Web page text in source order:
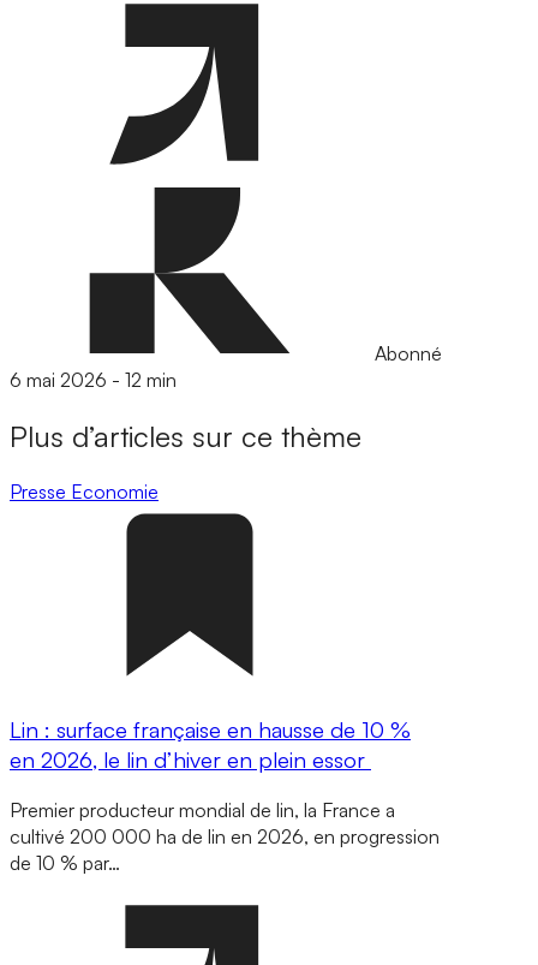
Abonné
6 mai 2026 - 12 min
Plus d’articles sur ce thème
Presse Economie
Lin : surface française en hausse de 10 %
en 2026, le lin d’hiver en plein essor
Premier producteur mondial de lin, la France a
cultivé 200 000 ha de lin en 2026, en progression
de 10 % par…